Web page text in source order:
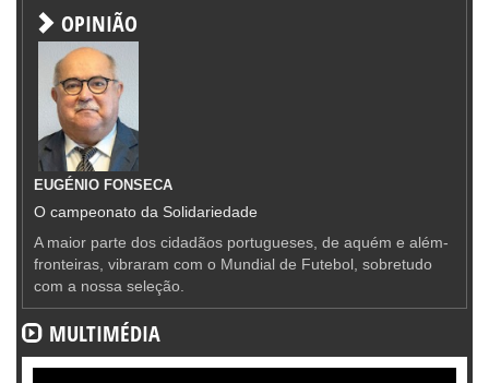
OPINIÃO
EUGÉNIO FONSECA
O campeonato da Solidariedade
A maior parte dos cidadãos portugueses, de aquém e além-
fronteiras, vibraram com o Mundial de Futebol, sobretudo
com a nossa seleção.
MULTIMÉDIA